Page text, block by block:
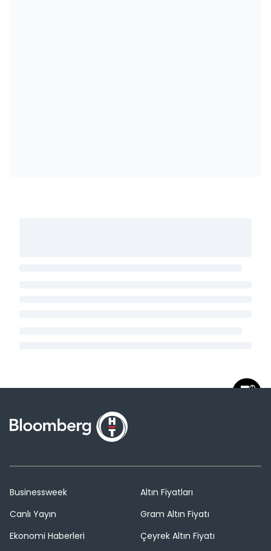
Businessweek
Canlı Yayın
Ekonomi Haberleri
Altın Fiyatları
Gram Altın Fiyatı
Çeyrek Altın Fiyatı